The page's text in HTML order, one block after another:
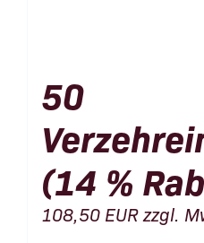
50
(14 %
108,50 EURzzgl.